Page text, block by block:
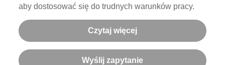
aby dostosować się do trudnych warunków pracy.
Czytaj więcej
Wyślij zapytanie